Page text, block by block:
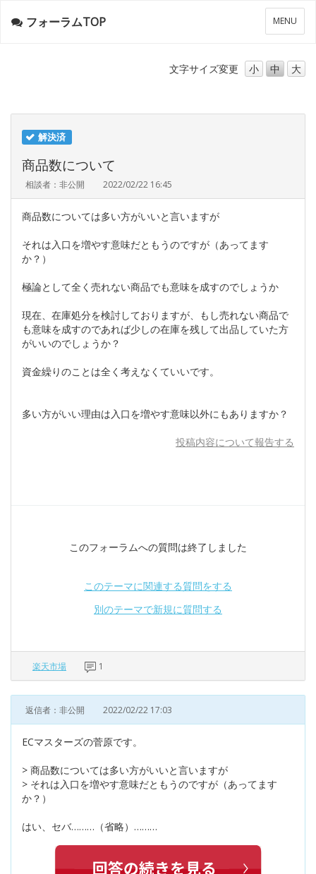
メ
ニ
ー
MENU
フォーラムTOP
文字サイズ変更 小 中 大
解決済
商品数について
相談者：非公開 2022/02/22 16:45
商品数については多い方がいいと言いますが
それは入口を増やす意味だともうのですが（あってます
か？）
極論として全く売れない商品でも意味を成すのでしょうか
現在、在庫処分を検討しておりますが、もし売れない商品で
も意味を成すのであれば少しの在庫を残して出品していた方
がいいのでしょうか？
資金繰りのことは全く考えなくていいです。
多い方がいい理由は入口を増やす意味以外にもありますか？
投稿内容について報告する
このフォーラムへの質問は終了しました
このテーマに関連する質問をする
別のテーマで新規に質問する
楽天市場 1
返信者：非公開 2022/02/22 17:03
ECマスターズの菅原です。
> 商品数については多い方がいいと言いますが
> それは入口を増やす意味だともうのですが（あってます
か？）
はい、セバ………（省略）………